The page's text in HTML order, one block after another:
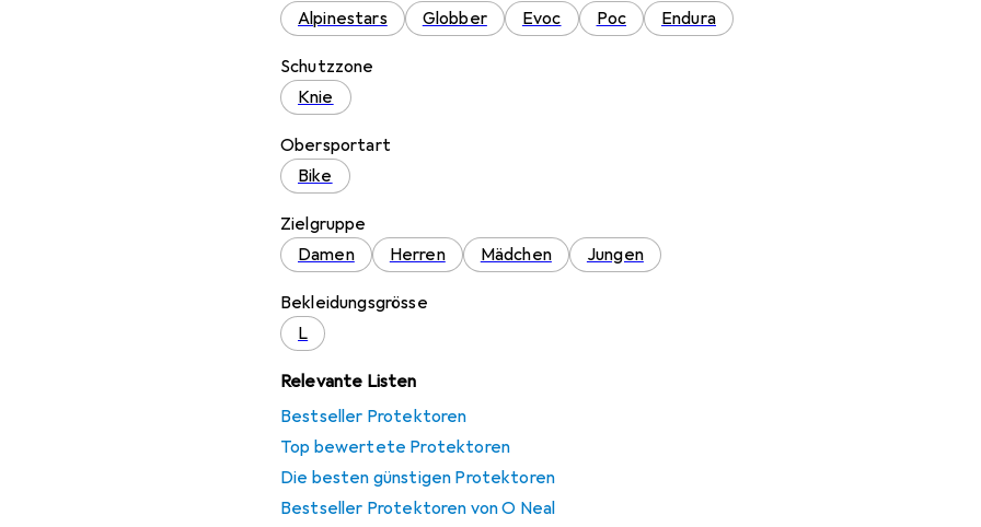
Alpinestars
Globber Evoc Poc Endura
Schutzzone
Knie
Obersportart
Bike
Zielgruppe
Damen
Herren Mädchen Jungen
Bekleidungsgrösse
L
Relevante Listen
Bestseller Protektoren
Top bewertete Protektoren
Die besten günstigen Protektoren
Bestseller Protektoren von O Neal